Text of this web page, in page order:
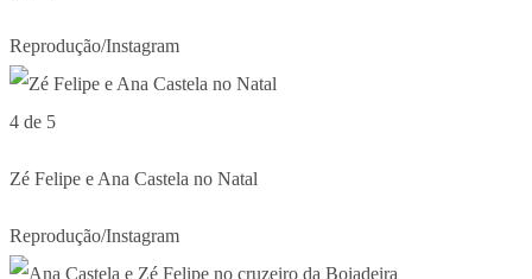
Reprodução/Instagram
4 de 5
Zé Felipe e Ana Castela no Natal
Reprodução/Instagram